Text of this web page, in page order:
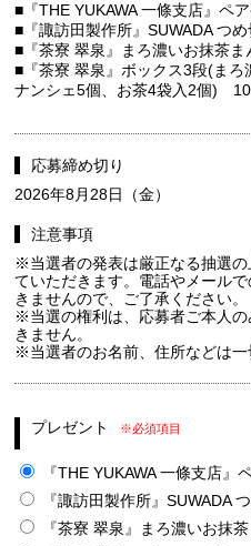
■『THE YUKAWA 一條支店』ペ
■『諏訪田製作所』SUWADA つ
■『茶寮 翠泉』まろ濃いお抹茶
■『茶寮 翠泉』ボックス3段(まろ
ナンシェ5個、お茶4袋入2個)
応募締め切り
2026年8月28日（金）
注意事項
※当選者の発表は厳正なる抽選
ていただきます。電話やメール
きませんので、ご了承ください。
※当選の権利は、応募者ご本人
きません。
※当選者のお名前、住所などは一
プレゼント ※必須項目
『THE YUKAWA 一條支店』
『諏訪田製作所』SUWADA
『茶寮 翠泉』まろ濃いお抹